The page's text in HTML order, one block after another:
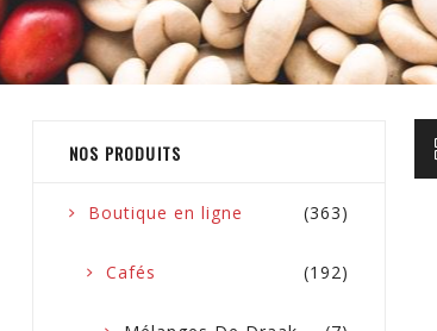
NOS PRODUITS
(363)
Boutique en ligne
(192)
Cafés